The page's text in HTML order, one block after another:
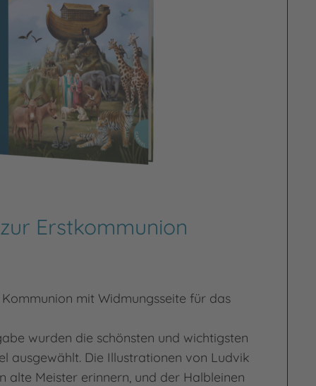
Erstkommunion
mit Widmungsseite für das
wurden die schönsten und wichtigsten
ausgewählt. Die Illustrationen von Ludvik
alte Meister erinnern, und der Halbleinen